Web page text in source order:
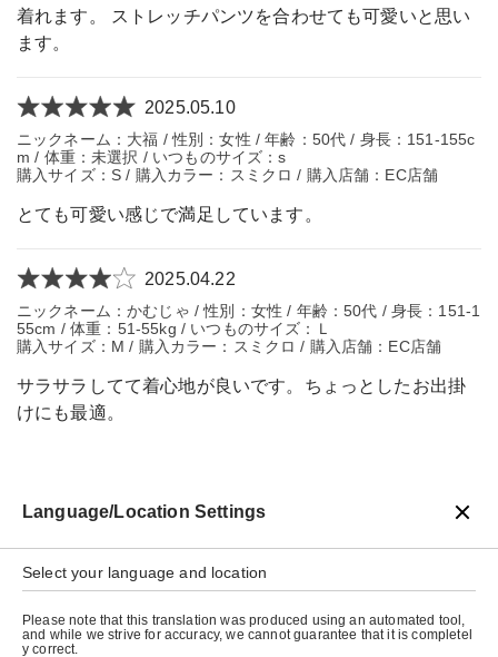
着れます。 ストレッチパンツを合わせても可愛いと思い
ます。
2025.05.10
ニックネーム：大福 / 性別：女性 / 年齢：50代 / 身長：151-155c
m / 体重：未選択 / いつものサイズ：s
購入サイズ：S / 購入カラー：スミクロ / 購入店舗：EC店舗
とても可愛い感じで満足しています。
2025.04.22
ニックネーム：かむじゃ / 性別：女性 / 年齢：50代 / 身長：151-1
55cm / 体重：51-55kg / いつものサイズ：Ｌ
購入サイズ：M / 購入カラー：スミクロ / 購入店舗：EC店舗
サラサラしてて着心地が良いです。ちょっとしたお出掛
けにも最適。
Language/Location Settings
Select your language and location
Please note that this translation was produced using an automated tool,
and while we strive for accuracy, we cannot guarantee that it is completel
y correct.